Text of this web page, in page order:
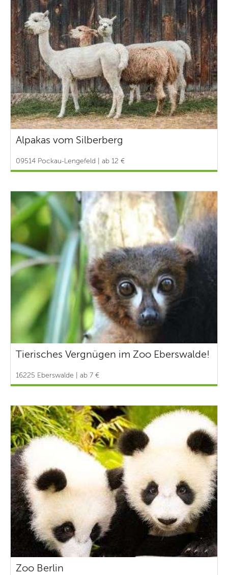
Alpakas vom Silberberg
09514 Pockau-Lengefeld | ab 12 €
Tierisches Vergnügen im Zoo Eberswalde!
16225 Eberswalde | ab 7 €
Zoo Berlin